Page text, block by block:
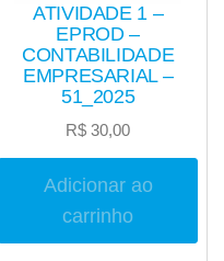
ATIVIDADE 1 –
EPROD –
CONTABILIDADE
EMPRESARIAL –
51_2025
R$ 30,00
Adicionar ao
carrinho